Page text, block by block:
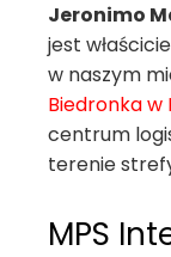
Jeronimo
jest
w naszym
Biedronka w
centrum
terenie
MPS